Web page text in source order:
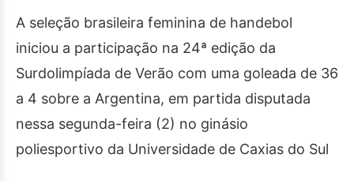
A seleção brasileira feminina de handebol
iniciou a participação na 24ª edição da
Surdolimpíada de Verão com uma goleada de 36
a 4 sobre a Argentina, em partida disputada
nessa segunda-feira (2) no ginásio
poliesportivo da Universidade de Caxias do Sul